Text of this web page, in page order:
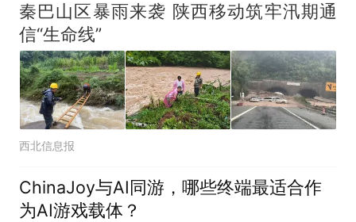
秦巴山区暴雨来袭 陕西移动筑牢汛期通
信“生命线”
西北信息报
ChinaJoy与AI同游，哪些终端最适合作
为AI游戏载体？